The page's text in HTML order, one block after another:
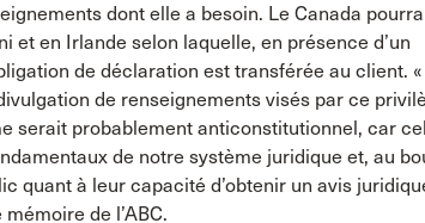
dont elle a besoin. Le Canada
et en Irlande selon laquelle, en présence d’un
de déclaration est transférée au client. «
de renseignements visés par ce
serait probablement anticonstitutionnel, car
de notre système juridique et, au
quant à leur capacité d’obtenir un avis
de l’ABC.